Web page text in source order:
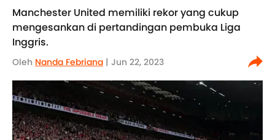
Manchester United memiliki rekor yang cukup
mengesankan di pertandingan pembuka Liga
Inggris.
Oleh Nanda Febriana | Jun 22, 2023